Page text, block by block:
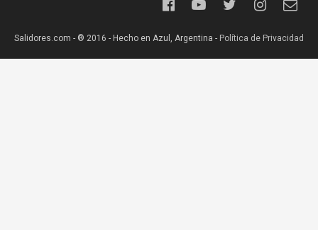
Salidores.com - ® 2016 - Hecho en Azul, Argentina - Política de Privacidad